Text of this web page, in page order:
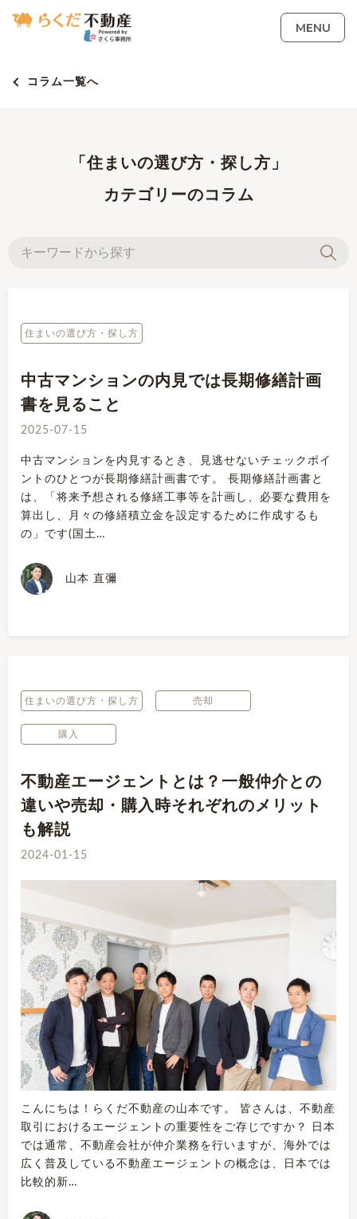
MENU
コラム一覧へ
「住まいの選び方・探し方」
カテゴリーのコラム
住まいの選び方・探し方
中古マンションの内見では長期修繕計画
書を見ること
2025-07-15
中古マンションを内見するとき、見逃せないチェックポイ
ントのひとつが長期修繕計画書です。 長期修繕計画書と
は、「将来予想される修繕工事等を計画し、必要な費用を
算出し、月々の修繕積立金を設定するために作成するも
の」です(国土…
山本 直彌
住まいの選び方・探し方 売却
購入
不動産エージェントとは？一般仲介との
違いや売却・購入時それぞれのメリット
も解説
2024-01-15
こんにちは！らくだ不動産の山本です。 皆さんは、不動産
取引におけるエージェントの重要性をご存じですか？ 日本
では通常、不動産会社が仲介業務を行いますが、海外では
広く普及している不動産エージェントの概念は、日本では
比較的新…